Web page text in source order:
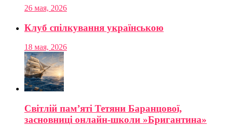
26 мая, 2026
Клуб спілкування українською
18 мая, 2026
Світлій пам’яті Тетяни Баранцової,
засновниці онлайн-школи »Бригантина»